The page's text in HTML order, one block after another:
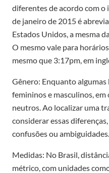
diferentes de acordo com o
de janeiro de 2015 é
Estados Unidos, a mesma
O mesmo vale para
mesmo que 3:17pm, em
Gênero: Enquanto
femininos e masculinos,
neutros. Ao localizar uma
considerar essas
confusões ou ambiguidades.
Medidas: No Brasil,
métrico, com unidades